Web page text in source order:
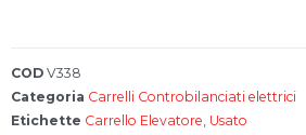
COD V338
Categoria Carrelli Controbilanciati elettrici
Etichette Carrello Elevatore, Usato